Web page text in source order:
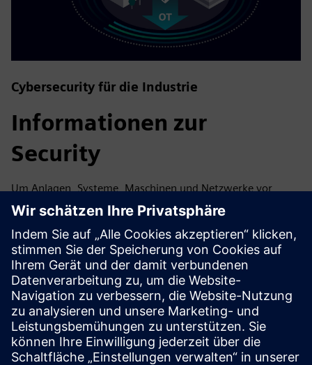
Cybersecurity für die Industrie
Informationen zur
Security
Um Anlagen, Systeme, Maschinen und Netzwerke vor
Cyberbedrohungen zu schützen, ist es notwendig, ein
ganzheitliches, hochmodernes industrielles
Sicherheitskonzept zu implementieren — und
kontinuierlich aufrechtzuerhalten. Die Produkte und
Lösungen von Siemens sind nur ein Element eines solchen
Konzepts. Weitere Informationen über industrielle
Sicherheit finden Sie unter.
Mehr erfahren